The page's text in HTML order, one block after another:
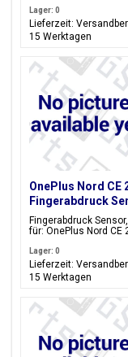
Lager: 0
Lieferzeit:
15 Werktagen
OnePlus Nord CE
Fingerabdruck
1061100810
Fingerabdruck
für: OnePlus Nord CE
Lager: 0
Lieferzeit:
15 Werktagen